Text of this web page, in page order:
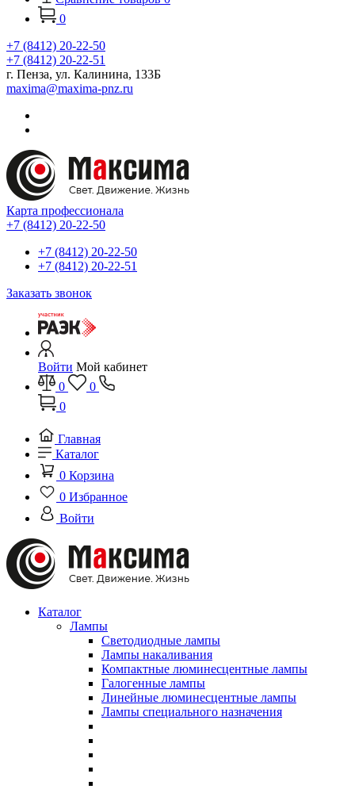
0
+7 (8412) 20-22-50
+7 (8412) 20-22-51
г. Пенза, ул. Калинина, 133Б
maxima@maxima-pnz.ru
Карта профессионала
+7 (8412) 20-22-50
+7 (8412) 20-22-50
+7 (8412) 20-22-51
Заказать звонок
Войти Мой кабинет
0
0
0
Главная
Каталог
0 Корзина
0 Избранное
Войти
Каталог
Лампы
Светодиодные лампы
Лампы накаливания
Компактные люминесцентные лампы
Галогенные лампы
Линейные люминесцентные лампы
Лампы специального назначения